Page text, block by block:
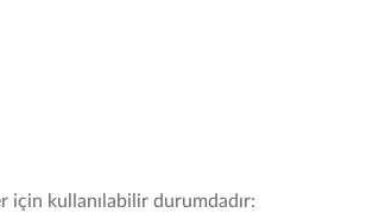
için kullanılabilir durumdadır: